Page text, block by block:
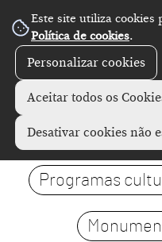
Este site utiliza cookies
Política de cookies.
Personalizar cookies
Aceitar todos os
Desativar cookies não
Visitas
Programas